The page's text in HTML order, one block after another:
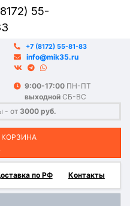
55-
- от 3000 руб.
+7 (8172) 55-81-83
info@mik35.ru
9:00-17:00 ПН-ПТ
выходной СБ-ВС
по РФ Контакты